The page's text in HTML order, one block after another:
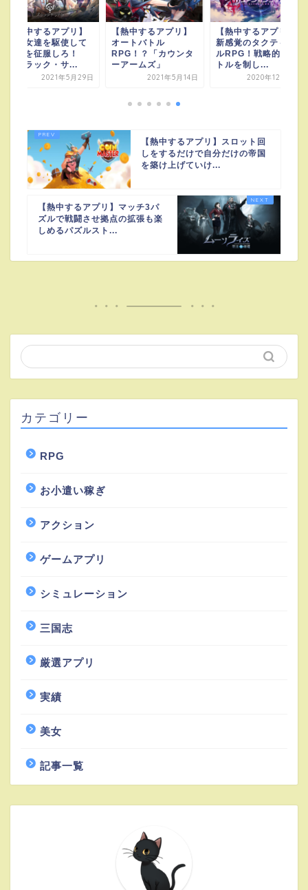
【熱中するアプリ】
美少女達を駆使して
世界を征服しろ！
「ブラック・サ...
2021年5月29日
【熱中するアプリ】
オートバトル
RPG！？「カウンタ
ーアームズ」
2021年5月14日
【熱中するアプリ】
新感覚のタクティカ
ルRPG！戦略的なバ
トルを制し...
2020年12月19日
【熱中するアプリ】スロット回
しをするだけで自分だけの帝国
を築け上げていけ...
【熱中するアプリ】マッチ3パ
ズルで戦闘させ拠点の拡張も楽
しめるパズルスト...
カテゴリー
RPG
お小遣い稼ぎ
アクション
ゲームアプリ
シミュレーション
三国志
厳選アプリ
実績
美女
記事一覧